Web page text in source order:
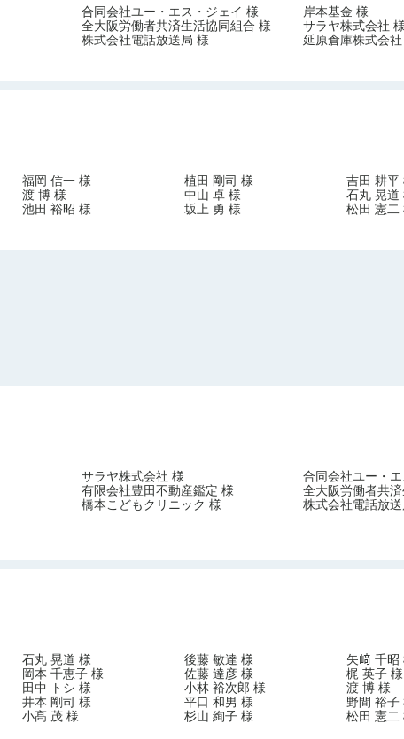
合同会社ユー・エス・ジェイ 様
岸本基金 様
全大阪労働者共済生活協同組合 様
サラヤ株式会社
株式会社電話放送局 様 延原倉庫株式会
福岡 信一 様 植田 剛司 様
吉田 耕平
渡 博 様 中山 卓 様
石丸 晃道
池田 裕昭 様 坂上 勇 様 松田 憲二
サラヤ株式会社 様
合同会社ユー・
有限会社豊田不動産鑑定 様
全大阪労働者共
橋本こどもクリニック 様
株式会社電話放
石丸 晃道 様 後藤 敏達 様
矢﨑 千昭
岡本 千恵子 様 佐藤 達彦 様
梶 英子 様
田中 トシ 様 小林 裕次郎 様
渡 博 様
井本 剛司 様 平口 和男 様
野間 裕子
小髙 茂 様 杉山 絢子 様
松田 憲二